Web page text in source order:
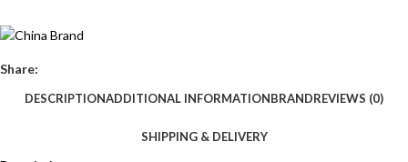
Share:
DESCRIPTIONADDITIONAL INFORMATIONBRANDREVIEWS (0)
SHIPPING & DELIVERY